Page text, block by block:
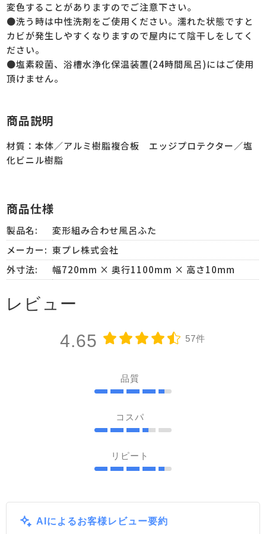
変色することがありますのでご注意下さい。
●洗う時は中性洗剤をご使用ください。濡れた状態ですと
カビが発生しやすくなりますので屋内にて陰干しをしてく
ださい。
●塩素殺菌、浴槽水浄化保温装置(24時間風呂)にはご使用
頂けません。
商品説明
材質：本体／アルミ樹脂複合板 エッジプロテクター／塩
化ビニル樹脂
商品仕様
製品名:
変形組み合わせ風呂ふた
メーカー: 東プレ株式会社
外寸法:
幅720mm × 奥行1100mm × 高さ10mm
レビュー
4.65 57件
品質
コスパ
リピート
AIによるお客様レビュー要約